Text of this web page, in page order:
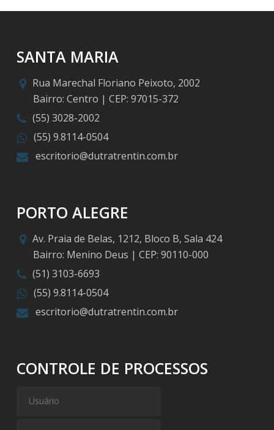
SANTA MARIA
Rua Marechal Floriano Peixoto, 2002
Bairro: Centro | CEP: 97015-372
(55) 3028-2002
(55) 9.8114-0504
escritorio@dutratrentin.com.br
PORTO ALEGRE
Av. Praia de Belas, 1212, Bloco B, Sala 424
Bairro: Menino Deus | CEP: 90110-000
(51) 3103-6693
(55) 9.8114-0504
escritorio@dutratrentin.com.br
CONTROLE DE PROCESSOS